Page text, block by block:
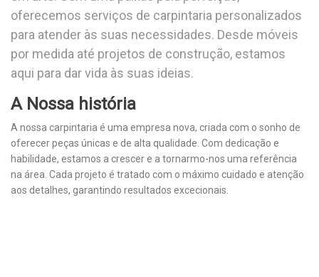
oferecemos serviços de carpintaria personalizados
para atender às suas necessidades. Desde móveis
por medida até projetos de construção, estamos
aqui para dar vida às suas ideias.
A Nossa história
A nossa carpintaria é uma empresa nova, criada com o sonho de
oferecer peças únicas e de alta qualidade. Com dedicação e
habilidade, estamos a crescer e a tornarmo-nos uma referência
na área. Cada projeto é tratado com o máximo cuidado e atenção
aos detalhes, garantindo resultados excecionais.